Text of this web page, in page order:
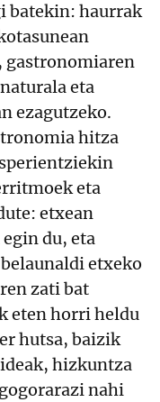
batekin: haurrak
gastronomiaren
eta
ezagutzeko.
hitza
eta
etxean
du, eta
etxeko
zati bat
eten horri heldu
hutsa, baizik
hizkuntza
nahi